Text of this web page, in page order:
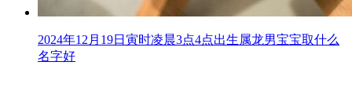
2024年12月19日寅时凌晨3点4点出生属龙男宝宝取什么
名字好